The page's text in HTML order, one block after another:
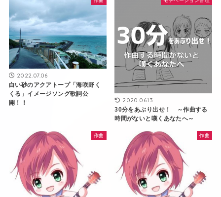
2022.07.06
白い砂のアクアトープ「海咲野く
くる」イメージソング歌詞公
開！！
2020.06.13
30分をあぶり出せ！ ～作曲する
時間がないと嘆くあなたへ～
作曲 作曲